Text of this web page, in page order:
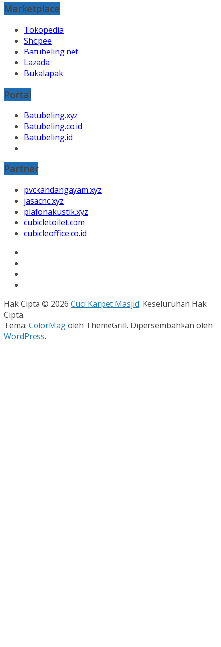
Marketplace
Tokopedia
Shopee
Batubeling.net
Lazada
Bukalapak
Portal
Batubeling.xyz
Batubeling.co.id
Batubeling.id
Partner
pvckandangayam.xyz
jasacnc.xyz
plafonakustik.xyz
cubicletoilet.com
cubicleoffice.co.id
Hak Cipta © 2026 Cuci Karpet Masjid. Keseluruhan Hak
Cipta.
Tema: ColorMagoleh ThemeGrill. Dipersembahkan oleh
WordPress.